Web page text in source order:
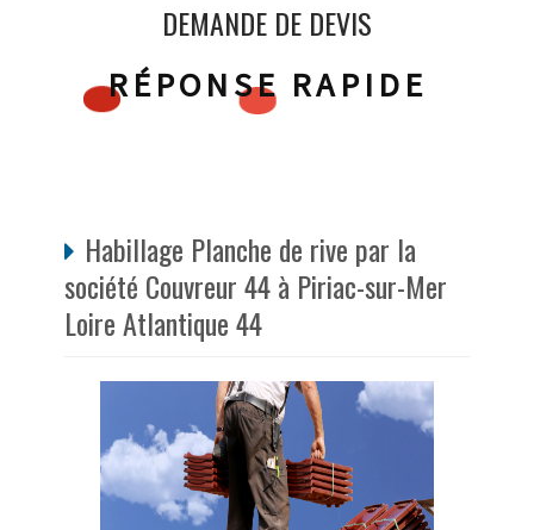
DEMANDE DE DEVIS
RÉPONSE RAPIDE
Habillage Planche de rive par la
société Couvreur 44 à Piriac-sur-Mer
Loire Atlantique 44